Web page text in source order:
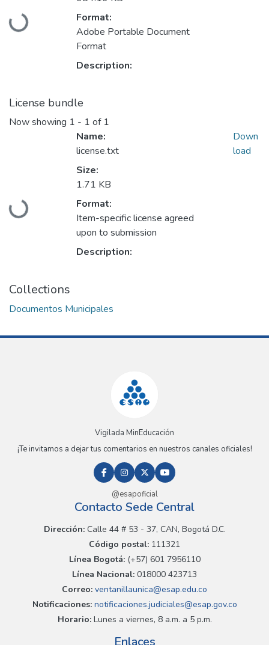
Loading...
Format:
Adobe Portable Document
Format
Description:
License bundle
Now showing 1 - 1 of 1
Loading...
Name:
license.txt
Size:
1.71 KB
Format:
Item-specific license agreed
upon to submission
Description:
Down
load
Collections
Documentos Municipales
Vigilada MinEducación
¡Te invitamos a dejar tus comentarios en nuestros canales oficiales!
@esapoficial
Contacto Sede Central
Dirección:Calle 44 # 53 - 37, CAN, Bogotá D.C.
Código postal: 111321
Línea Bogotá:(+57) 601 7956110
Línea Nacional: 018000 423713
Correo: ventanillaunica@esap.edu.co
Notificaciones:notificaciones.judiciales@esap.gov.co
Horario:Lunes a viernes, 8 a.m. a 5 p.m.